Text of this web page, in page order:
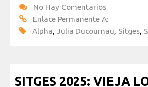
No Hay Comentarios
Enlace Permanente A:
Alpha, Julia Ducournau, Sitges,
SITGES 2025: VIEJA